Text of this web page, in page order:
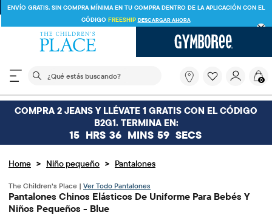
ENVÍO GRATIS EN PEDIDOS DE $30 O MÁS OENVÍO A TIENDA Y AHORRA* 10%VER DETALLES
El siguiente campo de búsqueda filtra las
buscando?
0
COMPRA 2 JEANS Y LLÉVATE 1 GRATIS CON EL CÓDIGO
B2G1. TERMINA EN:
15 HRS 36 MINS 59 SECS
Home > Niño pequeño > Pantalones
The Children’s Place | Ver Todo Pantalones
Pantalones Chinos Elásticos De Uniforme Para Bebés Y
Niños Pequeños - Blue